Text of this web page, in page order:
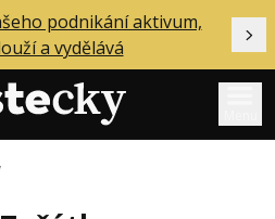
podnikání aktivum,
a vydělává